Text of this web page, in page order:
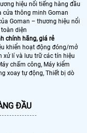
hiệu nổi tiếng hàng đầu
cửa thông minh Goman
Goman – thương hiệu nổi
diện
chính hãng, giá rẻ
khiển hoạt động đóng/mở
xử lí và lưu trữ các tín hiệu
chấm công, Máy kiểm
xoay tự động, Thiết bị dò
ĐẦU